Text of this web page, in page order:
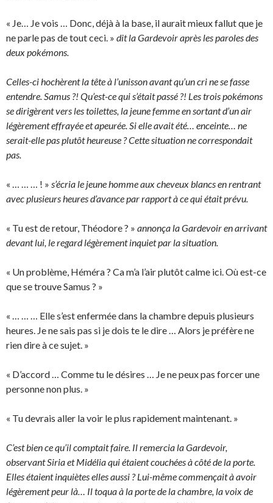
« Je… Je vois … Donc, déjà à la base, il aurait mieux fallut que je
ne parle pas de tout ceci. » dit la Gardevoir après les paroles des
deux pokémons.
Celles-ci hochèrent la tête à l’unisson avant qu’un cri ne se fasse
entendre. Samus ?! Qu’est-ce qui s’était passé ?! Les trois pokémons
se dirigèrent vers les toilettes, la jeune femme en sortant d’un air
légèrement effrayée et apeurée. Si elle avait été… enceinte… ne
serait-elle pas plutôt heureuse ? Cette situation ne correspondait
pas.
« … … … ! » s’écria le jeune homme aux cheveux blancs en rentrant
avec plusieurs heures d’avance par rapport à ce qui était prévu.
« Tu est de retour, Théodore ? » annonça la Gardevoir en arrivant
devant lui, le regard légèrement inquiet par la situation.
« Un problème, Héméra ? Ca m’a l’air plutôt calme ici. Où est-ce
que se trouve Samus ? »
« … … … Elle s’est enfermée dans la chambre depuis plusieurs
heures. Je ne sais pas si je dois te le dire … Alors je préfère ne
rien dire à ce sujet. »
« D’accord … Comme tu le désires … Je ne peux pas forcer une
personne non plus. »
« Tu devrais aller la voir le plus rapidement maintenant. »
C’est bien ce qu’il comptait faire. Il remercia la Gardevoir,
observant Siria et Midélia qui étaient couchées à côté de la porte.
Elles étaient inquiètes elles aussi ? Lui-même commençait à avoir
légèrement peur là… Il toqua à la porte de la chambre, la voix de